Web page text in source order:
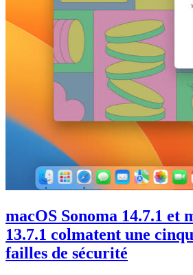
macOS Sonoma 14.7.1 et
13.7.1 colmatent une
failles de sécurité